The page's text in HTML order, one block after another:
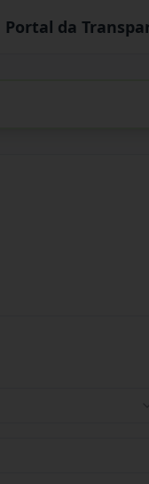
Portal da